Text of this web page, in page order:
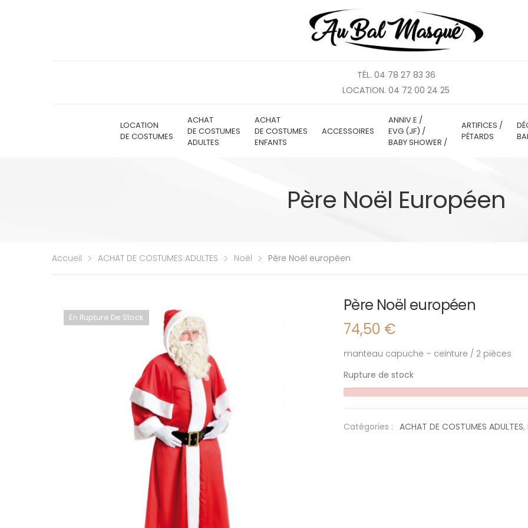
TÉL. 04 78 27 83 36
LOCATION. 04 72 00 24 25
LOCATION
DE COSTUMES
ACHAT
DE COSTUMES
ADULTES
ACHAT
DE COSTUMES
ENFANTS
ACCESSOIRES
ANNIV.E /
EVG (JF) /
BABY SHOWER /
ARTIFICES /
PÉTARDS
Père Noël Européen
Accueil ACHAT DE COSTUMES ADULTES Noël Père Noël européen
En Rupture De Stock
Père Noël européen
74,50 €
manteau capuche – ceinture / 2 pièces
Rupture de stock
Catégories : ACHAT DE COSTUMES ADULTES,